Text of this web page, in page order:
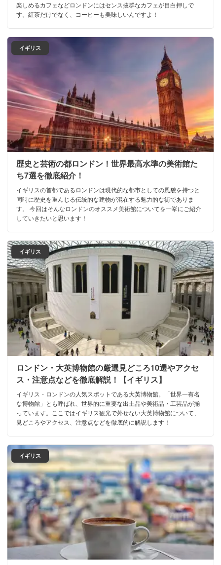
楽しめるカフェなどロンドンにはセンス抜群なカフェが目白押しで
す。紅茶だけでなく、コーヒーも美味しいんですよ！
イギリス
歴史と芸術の都ロンドン！世界最高水準の美術館た
ち7選を徹底紹介！
イギリスの首都であるロンドンは現代的な都市としての風貌を持つと
同時に歴史を重んじる伝統的な建物が混在する魅力的な街でありま
す。 今回はそんなロンドンのオススメ美術館についてを一挙にご紹介
していきたいと思います！
イギリス
ロンドン・大英博物館の厳選見どころ10選やアクセ
ス・注意点などを徹底解説！【イギリス】
イギリス・ロンドンの人気スポットである大英博物館。「世界一有名
な博物館」とも呼ばれ、世界的に重要な出土品や美術品・工芸品が揃
っています。ここではイギリス観光で外せない大英博物館について、
見どころやアクセス、注意点などを徹底的に解説します！
イギリス